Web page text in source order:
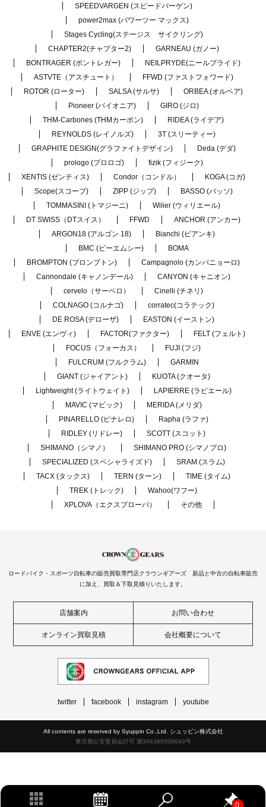
0
SPEEDVARGEN (スピードバーゲン)
power2max (パワーツー マックス)
Stages Cycling(ステージス サイクリング)
CHAPTER2(チャプター2)
GARNEAU (ガノー)
BONTRAGER (ボントレガー)
NEILPRYDE(ニールプライド)
ASTVTE（アスチュート）
FFWD (ファストフォワード)
ROTOR (ローター)
SALSA (サルサ)
ORBEA (オルベア)
Pioneer (パイオニア)
GIRO (ジロ)
THM-Carbones (THMカーボン)
RIDEA (ライデア)
REYNOLDS (レイノルズ)
3T (スリーティー)
GRAPHITE DESIGN(グラファイトデザイン)
Deda (デダ)
prologo (プロロゴ)
fizik (フィジーク)
XENTIS (ゼンティス)
Condor（コンドル）
KOGA (コガ)
Scope(スコープ)
ZIPP (ジップ)
BASSO (バッソ)
TOMMASINI (トマジーニ)
Wilier (ウィリエール)
DT SWISS（DTスイス）
FFWD
ANCHOR (アンカー)
ARGON18 (アルゴン 18)
Bianchi (ビアンキ)
BMC (ビーエムシー)
BOMA
BROMPTON (ブロンプトン)
Campagnolo (カンパニョーロ)
Cannondale (キャノンデール)
CANYON (キャニオン)
cervelo（サーベロ）
Cinelli (チネリ)
COLNAGO (コルナゴ)
corratec(コラテック)
DE ROSA (デローザ)
EASTON (イーストン)
ENVE (エンヴィ)
FACTOR(ファクター)
FELT (フェルト)
FOCUS（フォーカス）
FUJI (フジ)
FULCRUM (フルクラム)
GARMIN
GIANT (ジャイアント)
KUOTA (クオータ)
Lightweight (ライトウェイト)
LAPIERRE (ラピエール)
MAVIC (マビック)
MERIDA (メリダ)
PINARELLO (ピナレロ)
Rapha (ラファ)
RIDLEY (リドレー)
SCOTT (スコット)
SHIMANO（シマノ）
SHIMANO PRO (シマノプロ)
SPECIALIZED (スペシャライズド)
SRAM (スラム)
TACX (タックス)
TERN (ターン)
TIME (タイム)
TREK (トレック)
Wahoo(ワフー)
XPLOVA（エクスプローバ）
その他
ロードバイク・スポーツ自転車の販売買取専門店クラウンギアーズ 新品と中古の自転車販売
に加え、買取＆下取見積りいたします。
店舗案内 お問い合わせ
オンライン買取見積 会社概要について
twitter facebook instagram youtube
All contents are reserved by Syuppin Co.,Ltd. シュッピン株式会社
東京都公安委員会許可 第304360508043号